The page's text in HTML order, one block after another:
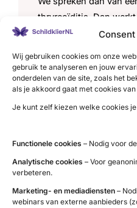
Wij gebruiken cookies om onze
gebruik te analyseren en jouw
onderdelen van de site, zoals het
als je akkoord gaat met cookies
Je kunt zelf kiezen welke cookies
Functionele cookies – Nodig voor
Analytische cookies – Voor
verbeteren.
Marketing- en mediadiensten –
webinars van externe aanbieders
thryreoïditis. Dan
tijdelijk te snel,
schildklier weer
Meer lezen
immuuntherapie
Immuuntherapie wordt
van diverse soorten
afweersysteem de